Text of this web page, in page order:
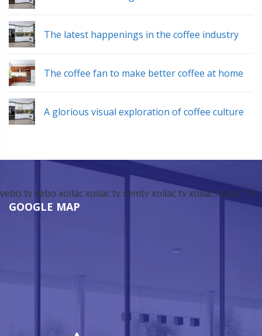
The latest happenings in the coffee industry
The coffee fan to make better coffee at home
A glorious visual exploration of coffee culture
vebo tvvebo xoilacxoilac tvxemtvxoilac tvxoilacXoilac TV
GOOGLE MAP